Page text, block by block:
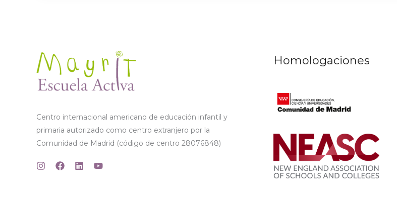
Centro internacional americano de educación infantil y
primaria autorizado como centro extranjero por la
Comunidad de Madrid (código de centro 28076848)
Homologaciones